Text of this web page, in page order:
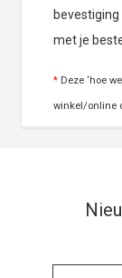
met je
* Deze ‘hoe
winkel/online